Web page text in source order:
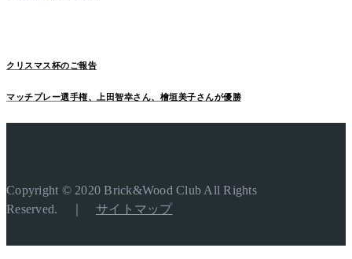
クリスマス杯のご報告
マッチプレー選手権、上田智幸さん、檜垣美子さんが優勝
Copyright © 2020 Brick&Wood Club All Rights
Reserved. ｜ サイトマップ